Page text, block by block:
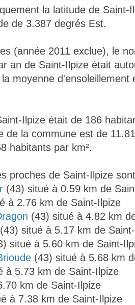
la latitude de Saint-
de 3.387 degrés Est.
(année 2011 exclue), le
an de Saint-Ilpize était
moyenne d'ensoleillement
Ilpize était de 186
de la commune est de
habitants par km².
proches de Saint-Ilpize
(43) situé à 0.59 km de
à 2.76 km de Saint-Ilpize
(43) situé à 4.82 km
(43) situé à 5.17 km de
situé à 5.60 km de Saint-
(43) situé à 5.68 km
à 5.73 km de Saint-Ilpize
km de Saint-Ilpize
à 7.38 km de Saint-Ilpize